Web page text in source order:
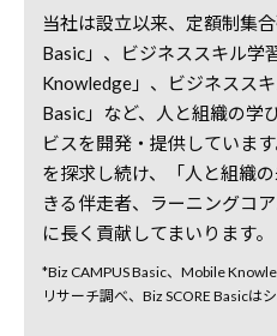
当社は設立以来、定額制集
Basic」、ビジネススキル学
Knowledge」、ビジネスス
Basic」など、人と組織の学
ビスを開発・提供していま
を探求し続け、「人と組織
きる伴走者、ラーニングコ
に長く貢献してまいります。
*Biz CAMPUS Basic、Mobile
リサーチ調べ、Biz SCORE Basicは